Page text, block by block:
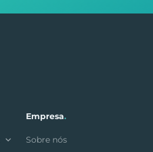
Empresa.
Sobre nós